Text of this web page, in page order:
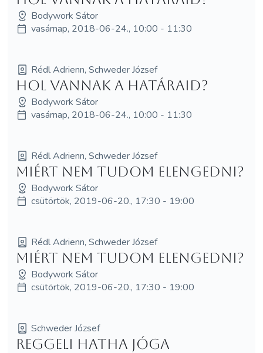
Bodywork Sátor
vasárnap, 2018-06-24., 10:00 - 11:30
Rédl Adrienn, Schweder József
Hol vannak a határaid?
Bodywork Sátor
vasárnap, 2018-06-24., 10:00 - 11:30
Rédl Adrienn, Schweder József
Miért nem tudom elengedni?
Bodywork Sátor
csütörtök, 2019-06-20., 17:30 - 19:00
Rédl Adrienn, Schweder József
Miért nem tudom elengedni?
Bodywork Sátor
csütörtök, 2019-06-20., 17:30 - 19:00
Schweder József
Reggeli hatha jóga